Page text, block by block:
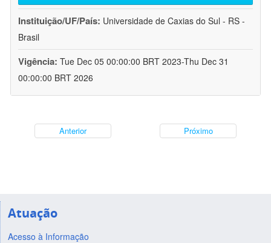
Instituição/UF/País: Universidade de Caxias do Sul - RS -
Brasil
Vigência: Tue Dec 05 00:00:00 BRT 2023-Thu Dec 31
00:00:00 BRT 2026
Anterior Próximo
Atuação
Acesso à Informação